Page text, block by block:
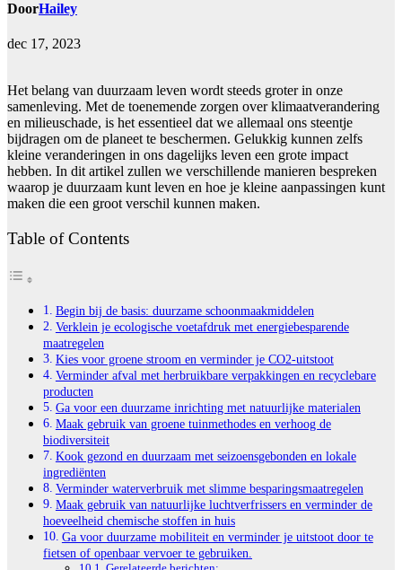
DoorHailey
dec 17, 2023
Het belang van duurzaam leven wordt steeds groter in onze
samenleving. Met de toenemende zorgen over klimaatverandering
en milieuschade, is het essentieel dat we allemaal ons steentje
bijdragen om de planeet te beschermen. Gelukkig kunnen zelfs
kleine veranderingen in ons dagelijks leven een grote impact
hebben. In dit artikel zullen we verschillende manieren bespreken
waarop je duurzaam kunt leven en hoe je kleine aanpassingen kunt
maken die een groot verschil kunnen maken.
Table of Contents
Begin bij de basis: duurzame schoonmaakmiddelen
Verklein je ecologische voetafdruk met energiebesparende
maatregelen
Kies voor groene stroom en verminder je CO2-uitstoot
Verminder afval met herbruikbare verpakkingen en recyclebare
producten
Ga voor een duurzame inrichting met natuurlijke materialen
Maak gebruik van groene tuinmethodes en verhoog de
biodiversiteit
Kook gezond en duurzaam met seizoensgebonden en lokale
ingrediënten
Verminder waterverbruik met slimme besparingsmaatregelen
Maak gebruik van natuurlijke luchtverfrissers en verminder de
hoeveelheid chemische stoffen in huis
Ga voor duurzame mobiliteit en verminder je uitstoot door te
fietsen of openbaar vervoer te gebruiken.